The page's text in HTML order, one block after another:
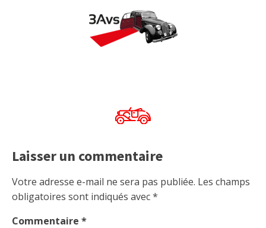
Laisser un commentaire
Votre adresse e-mail ne sera pas publiée. Les champs
obligatoires sont indiqués avec*
Commentaire *